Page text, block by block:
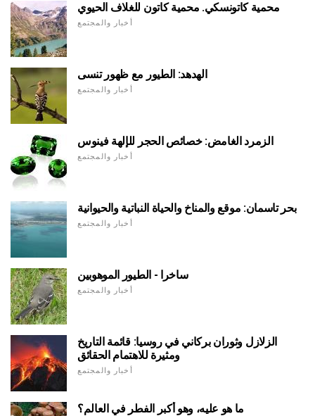
محمية كاتونسكي. محمية كاتون للغلاف الحيوي
أخبار والمجتمع
الهدهد: الطيور مع ظهور تنسى
أخبار والمجتمع
الزمرد الغامض: خصائص الحجر للإلهة فينوس
أخبار والمجتمع
بحر تاسمان: موقع والمناخ والحياة النباتية والحيوانية
أخبار والمجتمع
ساخرا - الطيور الموهوبين
أخبار والمجتمع
الزلازل وثوران بركاني في روسيا: قائمة التاريخ
ومثيرة للاهتمام الحقائق
أخبار والمجتمع
ما هو عليه، وهو أكبر الفطر في العالم؟